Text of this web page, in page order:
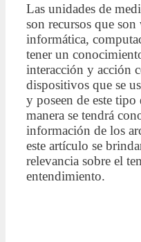
Las unidades de
son recursos que son
informática,
tener un
interacción y acción
dispositivos que se
y poseen de este
manera se tendrá
información de los
este artículo se
relevancia sobre el
entendimiento.